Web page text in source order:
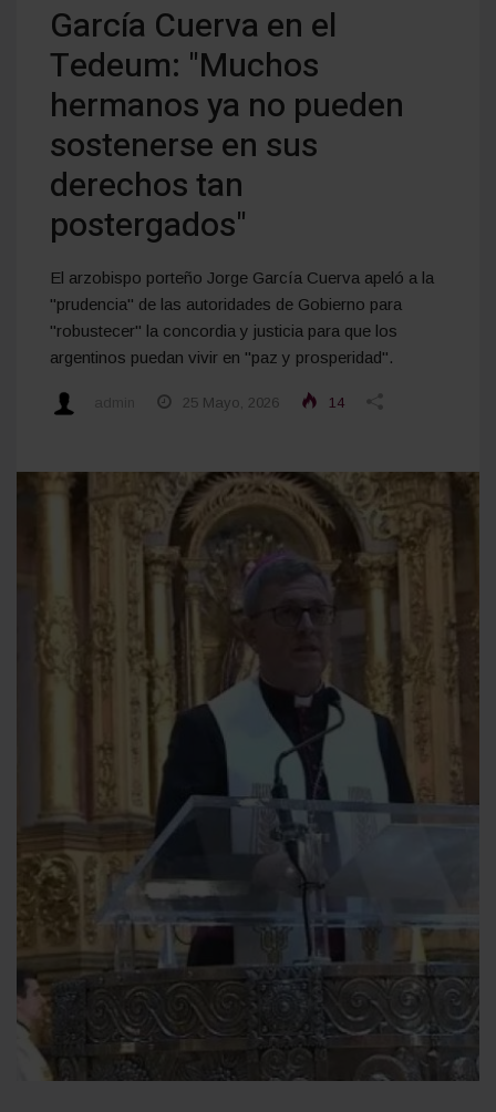
García Cuerva en el
Tedeum: "Muchos
hermanos ya no pueden
sostenerse en sus
derechos tan
postergados"
El arzobispo porteño Jorge García Cuerva apeló a la
"prudencia" de las autoridades de Gobierno para
"robustecer" la concordia y justicia para que los
argentinos puedan vivir en "paz y prosperidad".
25 Mayo, 2026 14